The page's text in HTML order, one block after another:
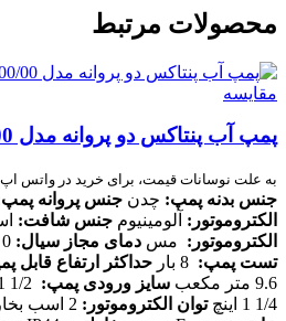
محصولات مرتبط
مقایسه
پمپ آب پنتاکس دو پروانه مدل MB200/00
به علت نوسانات قیمت، برای خرید در واتس اپ
جنس بدنه پمپ: چدن جنس پروانه پمپ
الکتروموتور : آلومینیوم جنس شافت:
الکتروموتور : مس دمای مجاز سیال:
تست پمپ: حداکثر ارتفاع قابل
9.6 متر مکعب
سایز ورودی پمپ:
1/4 1 اینچ
توان الکتروموتور :